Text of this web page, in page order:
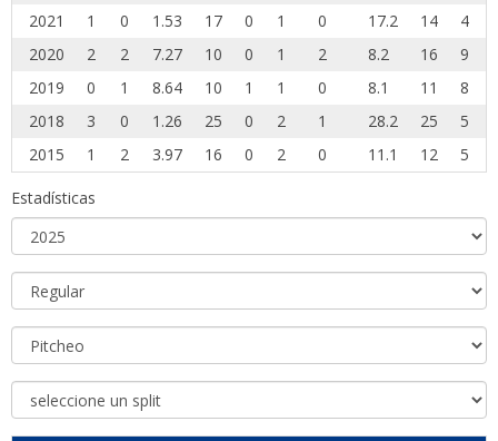
2021
1 0 1.53 17 0 1 0 17.2 14
4
2020
2 2 7.27 10 0 1 2 8.2 16
9
2019
0 1 8.64 10 1 1 0 8.1 11
8
2018
3 0 1.26 25 0 2 1 28.2 25
5
2015
1 2 3.97 16 0 2 0 11.1 12 5
Estadísticas